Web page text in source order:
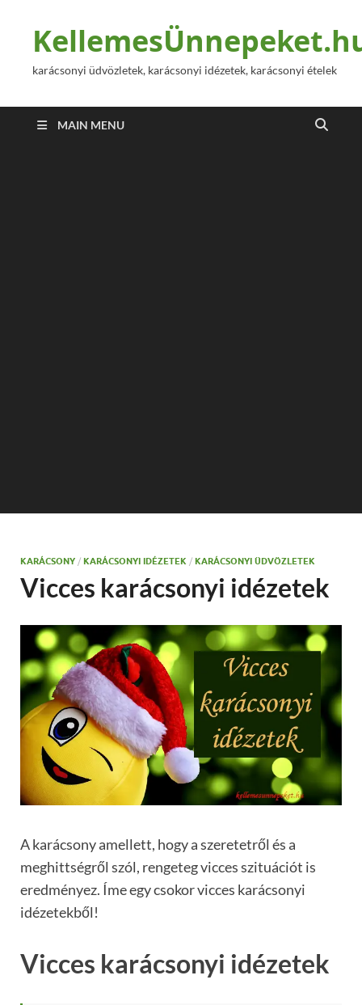
karácsonyi üdvözletek, karácsonyi idézetek, karácsonyi ételek
MAIN MENU
KARÁCSONY / KARÁCSONYI IDÉZETEK / KARÁCSONYI ÜDVÖZLETEK
Vicces karácsonyi idézetek
A karácsony amellett, hogy a szeretetről és a
meghittségről szól, rengeteg vicces szituációt is
eredményez. Íme egy csokor vicces karácsonyi
idézetekből!
Vicces karácsonyi idézetek